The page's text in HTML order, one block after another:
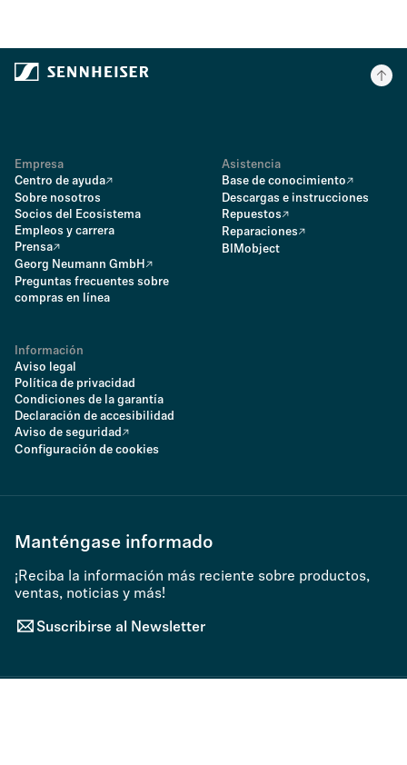
Empresa
Centro de ayuda
Sobre nosotros
Socios del Ecosistema
Empleos y carrera
Prensa
Georg Neumann GmbH
Preguntas frecuentes sobre
compras en línea
Asistencia
Base de conocimiento
Descargas e instrucciones
Repuestos
Reparaciones
BIMobject
Información
Aviso legal
Política de privacidad
Condiciones de la garantía
Declaración de accesibilidad
Aviso de seguridad
Configuración de cookies
Manténgase informado
¡Reciba la información más reciente sobre productos,
ventas, noticias y más!
Suscribirse al Newsletter